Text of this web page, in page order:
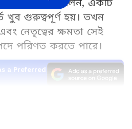
মোদী বলেন, একটি
খুব গুরুত্বপূর্ণ হয়। তখন
নেতৃত্বের ক্ষমতা সেই
পরিণত করতে পারে।
a Preferred